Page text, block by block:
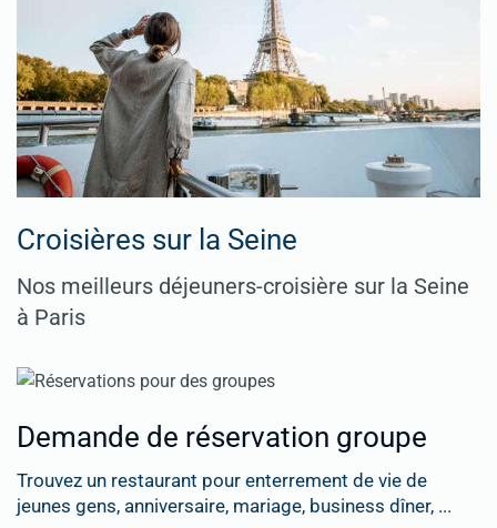
Croisières sur la Seine
Nos meilleurs déjeuners-croisière sur la Seine
à Paris
Demande de réservation groupe
Trouvez un restaurant pour enterrement de vie de
jeunes gens, anniversaire, mariage, business dîner, ...